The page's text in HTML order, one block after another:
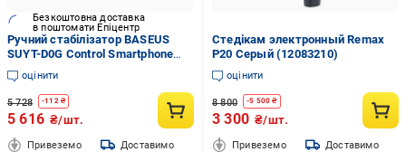
Безкоштовна доставка
в поштомати Епіцентр
Ручний стабілізатор BASEUS
SUYT-D0G Control Smartphone
Handheld Folding Gimbal Stabilizer
оцінити
5 728 -112₴
5 616 ₴/шт.
Привеземо Доставимо
Стедікам электронный Remax
P20 Серый (12083210)
оцінити
8 800 -5 500 ₴
3 300 ₴/шт.
Привеземо Доставимо